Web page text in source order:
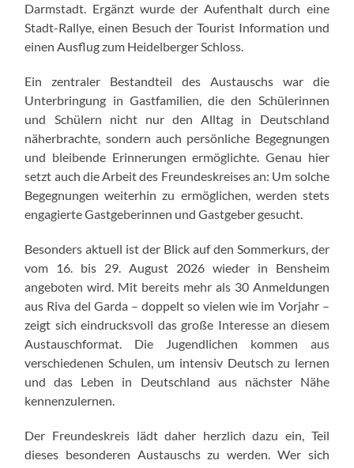
Darmstadt. Ergänzt wurde der Aufenthalt durch eine
Stadt-Rallye, einen Besuch der Tourist Information und
einen Ausflug zum Heidelberger Schloss.
Ein zentraler Bestandteil des Austauschs war die
Unterbringung in Gastfamilien, die den Schülerinnen
und Schülern nicht nur den Alltag in Deutschland
näherbrachte, sondern auch persönliche Begegnungen
und bleibende Erinnerungen ermöglichte. Genau hier
setzt auch die Arbeit des Freundeskreises an: Um solche
Begegnungen weiterhin zu ermöglichen, werden stets
engagierte Gastgeberinnen und Gastgeber gesucht.
Besonders aktuell ist der Blick auf den Sommerkurs, der
vom 16. bis 29. August 2026 wieder in Bensheim
angeboten wird. Mit bereits mehr als 30 Anmeldungen
aus Riva del Garda – doppelt so vielen wie im Vorjahr –
zeigt sich eindrucksvoll das große Interesse an diesem
Austauschformat. Die Jugendlichen kommen aus
verschiedenen Schulen, um intensiv Deutsch zu lernen
und das Leben in Deutschland aus nächster Nähe
kennenzulernen.
Der Freundeskreis lädt daher herzlich dazu ein, Teil
dieses besonderen Austauschs zu werden. Wer sich